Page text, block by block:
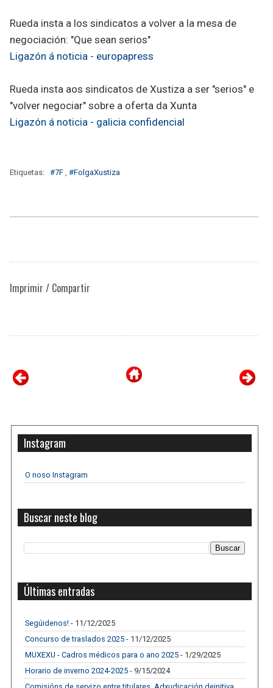
Rueda insta a los sindicatos a volver a la mesa de
negociación: "Que sean serios"
Ligazón á noticia - europapress
Rueda insta aos sindicatos de Xustiza a ser "serios" e
"volver negociar" sobre a oferta da Xunta
Ligazón á noticia - galicia confidencial
Etiquetas: #7F #FolgaXustiza
Imprimir / Compartir
Instagram
O noso Instagram
Buscar neste blog
Últimas entradas
Segúidenos! - 11/12/2025
Concurso de traslados 2025 - 11/12/2025
MUXEXU - Cadros médicos para o ano 2025 - 1/29/2025
Horario de inverno 2024-2025 - 9/15/2024